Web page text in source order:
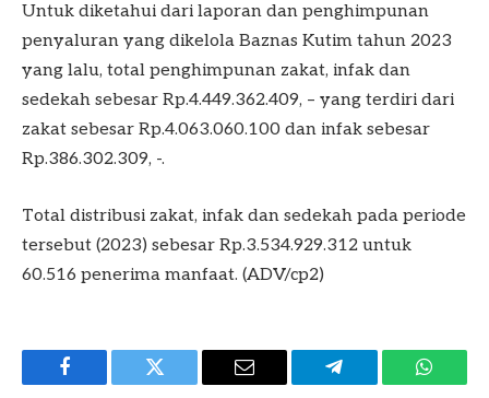
Untuk diketahui dari laporan dan penghimpunan
penyaluran yang dikelola Baznas Kutim tahun 2023
yang lalu, total penghimpunan zakat, infak dan
sedekah sebesar Rp.4.449.362.409, – yang terdiri dari
zakat sebesar Rp.4.063.060.100 dan infak sebesar
Rp.386.302.309, -.
Total distribusi zakat, infak dan sedekah pada periode
tersebut (2023) sebesar Rp.3.534.929.312 untuk
60.516 penerima manfaat. (ADV/cp2)
Facebook Twitter Email Telegram